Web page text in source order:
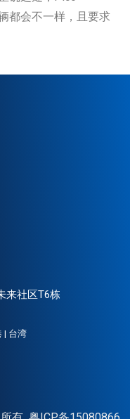
都会不一样，且要求
来社区T6栋
| 台湾